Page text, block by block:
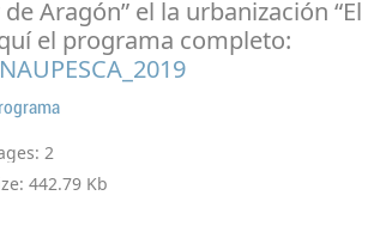
Aragón” el la urbanización “El
el programa completo:
2
442.79 Kb